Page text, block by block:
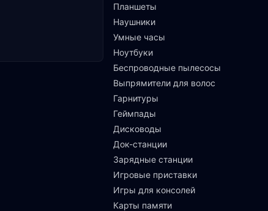
Планшеты
Наушники
Умные часы
Ноутбуки
Беспроводные пылесосы
Выпрямители для волос
Гарнитуры
Геймпады
Дисководы
Док-станции
Зарядные станции
Игровые приставки
Игры для консолей
Карты памяти